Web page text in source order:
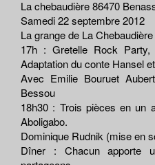
La chebaudière 86470
Samedi 22 septembre 2012
La grange de La
17h : Gretelle Rock Party,
Adaptation du conte Hansel
Avec Emilie Bouruet
Bessou
18h30 : Trois pièces en un
Aboligabo.
Dominique Rudnik (mise en
Dîner : Chacun apporte